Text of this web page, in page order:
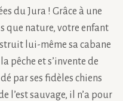
du Jura ! Grâce à une
que nature, votre enfant
lui-même sa cabane
pêche et s’invente de
par ses fidèles chiens
l’est sauvage, il n’a pour